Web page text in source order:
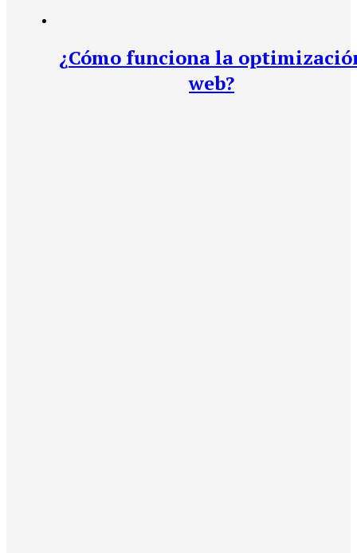
¿Cómo funciona la
web?